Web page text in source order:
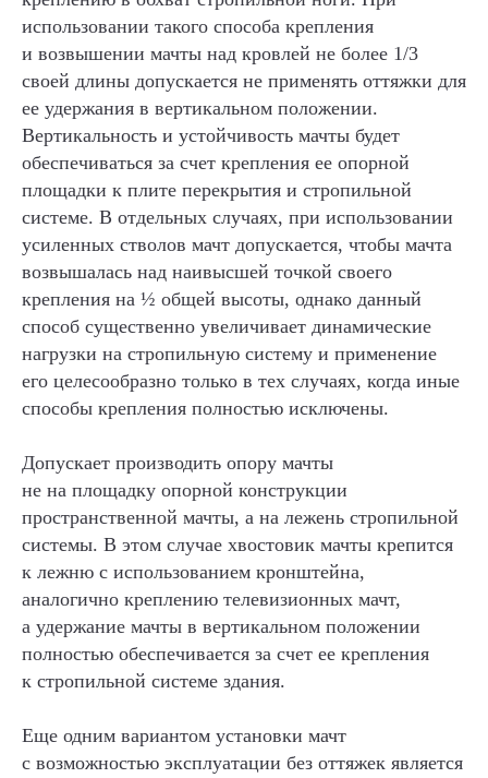
использовании такого способа крепления
и возвышении мачты над кровлей не более 1/3
своей длины допускается не применять оттяжки для
ее удержания в вертикальном положении.
Вертикальность и устойчивость мачты будет
обеспечиваться за счет крепления ее опорной
площадки к плите перекрытия и стропильной
системе. В отдельных случаях, при использовании
усиленных стволов мачт допускается, чтобы мачта
возвышалась над наивысшей точкой своего
крепления на ½ общей высоты, однако данный
способ существенно увеличивает динамические
нагрузки на стропильную систему и применение
его целесообразно только в тех случаях, когда иные
способы крепления полностью исключены.
Допускает производить опору мачты
не на площадку опорной конструкции
пространственной мачты, а на лежень стропильной
системы. В этом случае хвостовик мачты крепится
к лежню с использованием кронштейна,
аналогично креплению телевизионных мачт,
а удержание мачты в вертикальном положении
полностью обеспечивается за счет ее крепления
к стропильной системе здания.
Еще одним вариантом установки мачт
с возможностью эксплуатации без оттяжек является